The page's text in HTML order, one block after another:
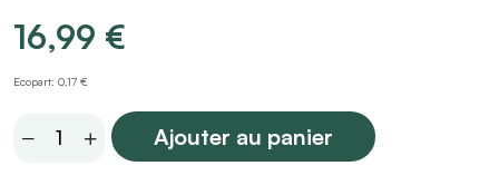
16,99 €
Ecopart: 0,17 €
Grand
Ajouter au panier